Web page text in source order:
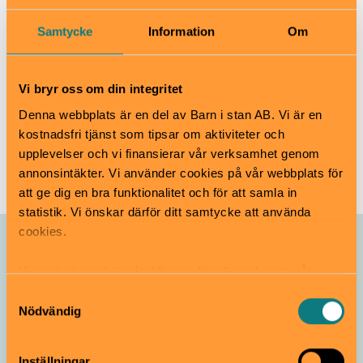
Samtycke Information Om
Vi bryr oss om din integritet
Denna webbplats är en del av Barn i stan AB. Vi är en
kostnadsfri tjänst som tipsar om aktiviteter och
upplevelser och vi finansierar vår verksamhet genom
annonsintäkter. Vi använder cookies på vår webbplats för
att ge dig en bra funktionalitet och för att samla in
statistik. Vi önskar därför ditt samtycke att använda
cookies.
Vi använder enhetsidentifierare för att analysera vår
samt tillhandahålla funktioner för sociala medier. Vi
vidarebefordrar även sådana identifierare och annan
information från din enhet till de sociala medier och
Nödvändig
Bara gör det! Och visa det för andra, ventilera idéer,
tänk högt med andra. Vänta inte tills det känns
”färdigt”. Dela och prata!
Olivia Borg är stockholmare från Skåne med
erfarenheter från bokhandel, bibliotek-och
förlagsvärlden. Utrustad med en självklar förståelse
för målgruppen och fingertoppskänsla för vad som
fångar barns nyfikenhet.